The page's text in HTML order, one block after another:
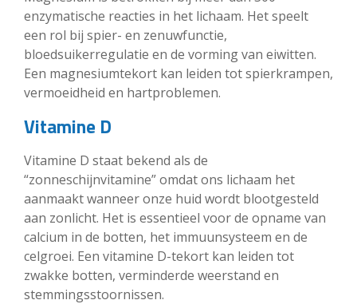
enzymatische reacties in het lichaam. Het speelt
een rol bij spier- en zenuwfunctie,
bloedsuikerregulatie en de vorming van eiwitten.
Een magnesiumtekort kan leiden tot spierkrampen,
vermoeidheid en hartproblemen.
Vitamine D
Vitamine D staat bekend als de
“zonneschijnvitamine” omdat ons lichaam het
aanmaakt wanneer onze huid wordt blootgesteld
aan zonlicht. Het is essentieel voor de opname van
calcium in de botten, het immuunsysteem en de
celgroei. Een vitamine D-tekort kan leiden tot
zwakke botten, verminderde weerstand en
stemmingsstoornissen.